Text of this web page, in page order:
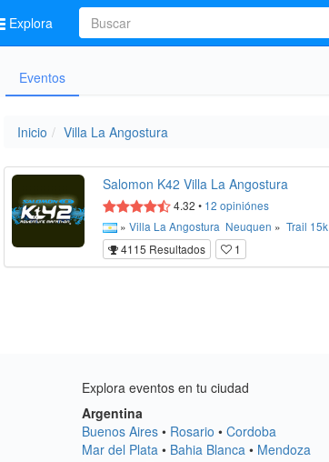
Explora
Eventos
Inicio Villa La Angostura
Salomon K42 Villa La Angostura
4.32 • 12 opiniónes
» Villa La Angostura Neuquen » Trail 15k
4115 Resultados
1
Explora eventos en tu ciudad
Argentina
Buenos Aires • Rosario •Cordoba
Mar del Plata • Bahia Blanca • Mendoza